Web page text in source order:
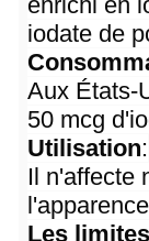
iodate de
Aux États-
50 mcg
Utilisation:
Il n'affecte
Les limites